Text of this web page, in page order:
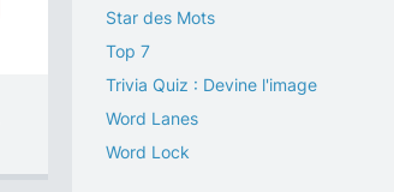
Star des Mots
Top 7
Trivia Quiz : Devine l'image
Word Lanes
Word Lock